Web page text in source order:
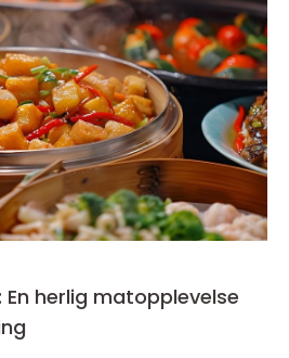
herlig matopplevelse